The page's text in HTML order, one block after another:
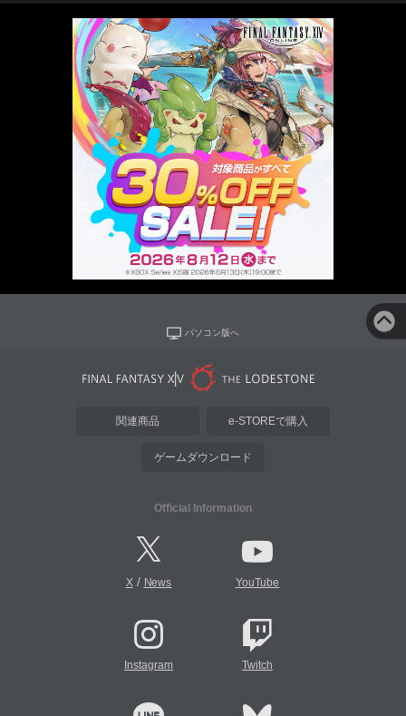
パソコン版へ
関連商品 e-STOREで購入
ゲームダウンロード
Official Information
X/ News YouTube
Instagram Twitch